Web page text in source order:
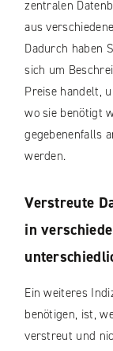
zentralen
aus
Dadurch haben
sich um
Preise handelt,
wo sie benötigt
gegebenenfalls
werden.
Verstreute
in
Ein weiteres
benötigen, ist,
verstreut und